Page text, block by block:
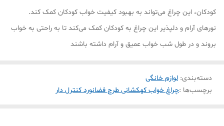
کودکان، این چراغ می‌تواند به بهبود کیفیت خواب کودکان کمک کند.
نورهای آرام و دلپذیر این چراغ به کودکان کمک می‌کند تا به راحتی به خواب
بروند و در طول شب خواب عمیق و آرام داشته باشند
دسته‌بندی: لوازم خانگی
برچسب‌ها :چراغ خواب کهکشانی طرح فضانورد کنترل دار